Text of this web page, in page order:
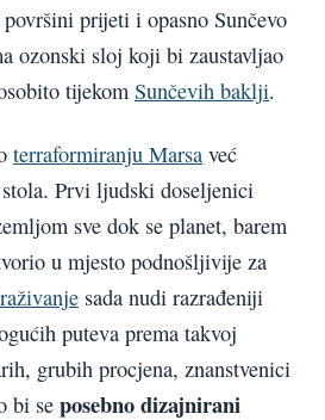
prijeti i opasno Sunčevo
ozonski sloj koji bi zaustavljao
tijekom Sunčevih baklji.
terraformiranju Marsa već
Prvi ljudski doseljenici
sve dok se planet, barem
u mjesto podnošljivije za
sada nudi razrađeniji
puteva prema takvoj
grubih procjena, znanstvenici
bi se posebno dizajnirani